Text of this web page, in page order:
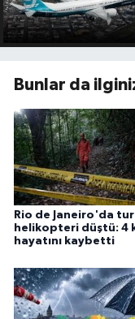
Bunlar da
Rio de Janeiro'da tur
helikopteri düştü: 4
hayatını kaybetti